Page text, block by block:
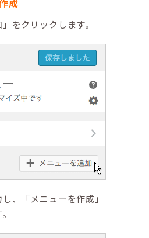
成
をクリックします。
、「メニューを作成」